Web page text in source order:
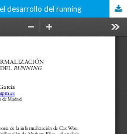
desarrollo del running